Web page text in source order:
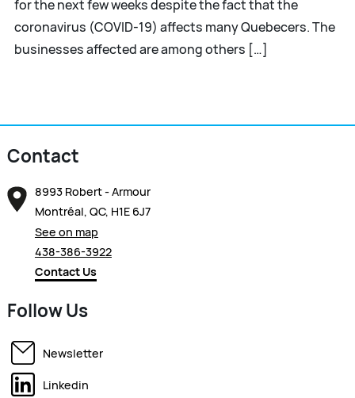
for the next few weeks despite the fact that the
coronavirus (COVID-19) affects many Quebecers. The
businesses affected are among others […]
Contact
8993 Robert - Armour
Montréal, QC, H1E 6J7
See on map
438-386-3922
Contact Us
Follow Us
Newsletter
Linkedin